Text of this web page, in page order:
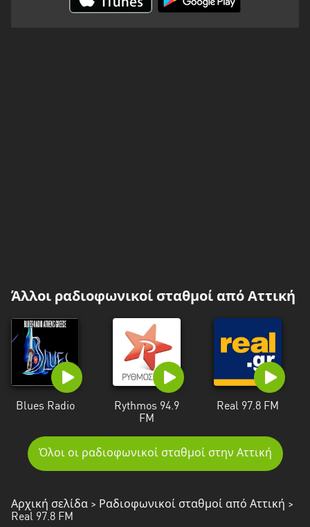
Άλλοι ραδιοφωνικοί σταθμοί από Αττική
Blues Radio
Rythmos 94.9
FM
Real 97.8 FM
Όλοι οι ραδιοφωνικοί σταθμοί στην Αττική
Αρχική σελίδα > Ραδιοφωνικοί σταθμοί από Αττική >
Real 97.8 FM